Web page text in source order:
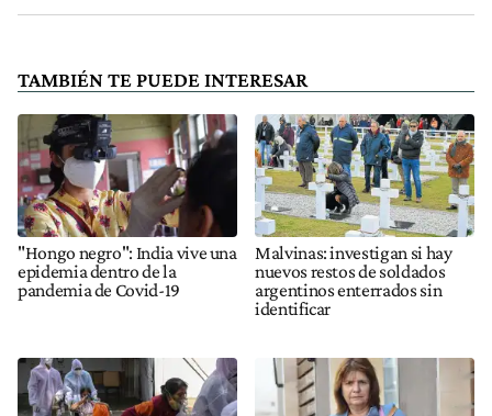
TAMBIÉN TE PUEDE INTERESAR
"Hongo negro": India vive una
epidemia dentro de la
pandemia de Covid-19
Malvinas: investigan si hay
nuevos restos de soldados
argentinos enterrados sin
identificar